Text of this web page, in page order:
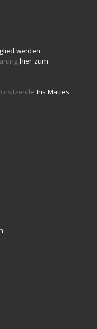
werden
hier zum
Iris Mattes